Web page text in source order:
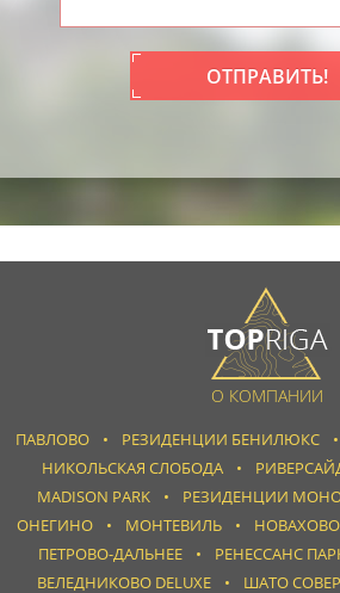
ОТПРАВИТЬ!
О КОМПАНИИ
ПАВЛОВО РЕЗИДЕНЦИИ БЕНИЛЮКС
НИКОЛЬСКАЯ СЛОБОДА
MADISON PARK
РЕЗИДЕНЦИИ
ОНЕГИНО
МОНТЕВИЛЬ НОВАХОВО
ПЕТРОВО-ДАЛЬНЕЕ
РЕНЕССАНС
ВЕЛЕДНИКОВО DELUXE
ШАТО